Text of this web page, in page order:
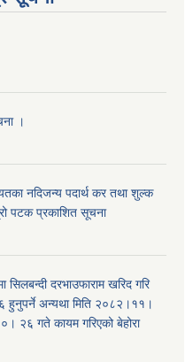
।
नदिजन्य पदार्थ कर तथा शुल्क
पटक प्रकाशित सूचना
दरभाउफाराम खरिद गरि
हुनुपर्ने अन्यथा मिति २०८२।११।
२६ गते कायम गरिएको बेहोरा